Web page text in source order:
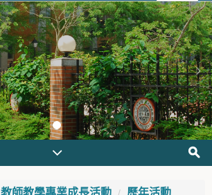
教師教學專業成長活動 歷年活動